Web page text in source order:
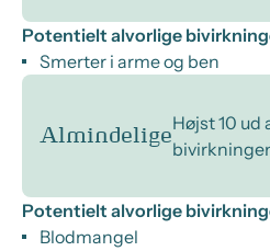
Potentielt alvorlige
Smerter i arme og ben
Almindelige
Højst 10 ud
Potentielt alvorlige
Blodmangel